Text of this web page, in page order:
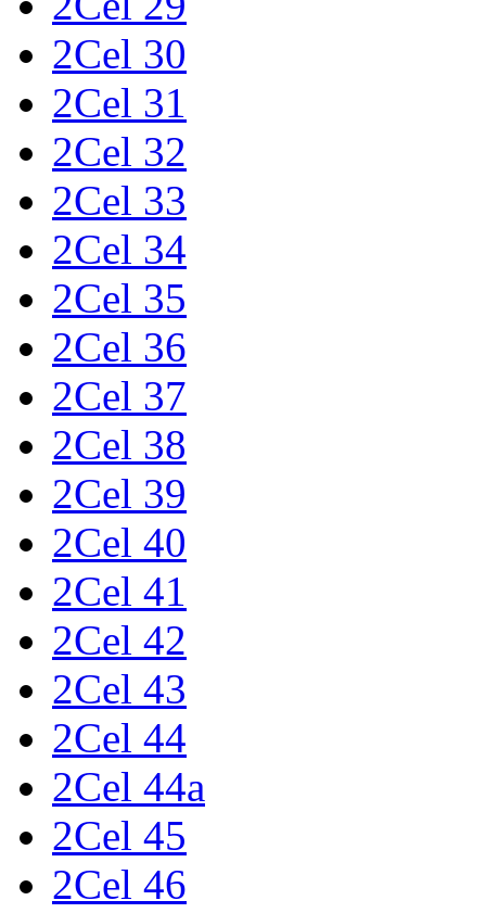
2Cel 30
2Cel 31
2Cel 32
2Cel 33
2Cel 34
2Cel 35
2Cel 36
2Cel 37
2Cel 38
2Cel 39
2Cel 40
2Cel 41
2Cel 42
2Cel 43
2Cel 44
2Cel 44a
2Cel 45
2Cel 46